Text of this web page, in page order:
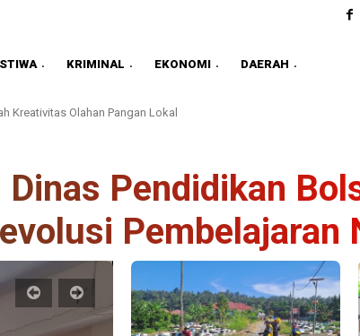
KRIMINAL EKONOMI DAERAH
Kreativitas Olahan Pangan Lokal
Pendidikan
Pembelajaran